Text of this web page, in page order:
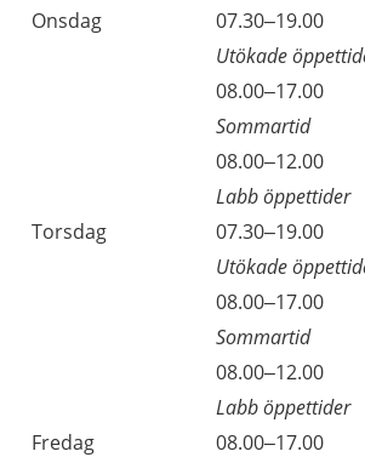
Onsdag
07.30–19.00
Utökade
08.00–17.00
Sommartid
08.00–12.00
Labb öppettider
Torsdag
07.30–19.00
Utökade
08.00–17.00
Sommartid
08.00–12.00
Labb öppettider
Fredag
08.00–17.00